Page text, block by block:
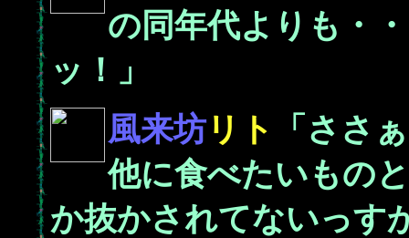
の同年代よりも・
ッ！」
風来坊リト
「ささ
他に食べたいもの
か抜かされてないっす